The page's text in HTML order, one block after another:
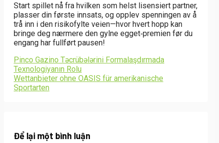
Start spillet nå fra hvilken som helst lisensiert partner,
plasser din første innsats, og opplev spenningen av å
trå inn i den risikofylte veien—hvor hvert hopp kan
bringe deg nærmere den gylne egget‑premien før du
engang har fullført pausen!
Pinco Gazino Təcrübələrini Formalaşdırmada
Texnologiyanın Rolu
Wettanbieter ohne OASIS für amerikanische
Sportarten
Để lại một bình luận